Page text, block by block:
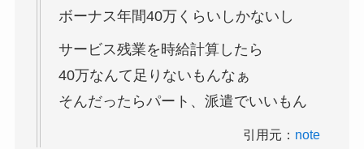
ボーナス年間40万くらいしかないし
サービス残業を時給計算したら
40万なんて足りないもんなぁ
そんだったらパート、派遣でいいもん
引用元： note